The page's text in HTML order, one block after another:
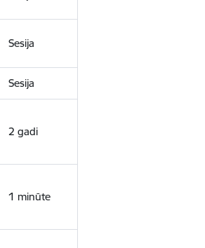
Sesija
Sesija
2 gadi
1 minūte